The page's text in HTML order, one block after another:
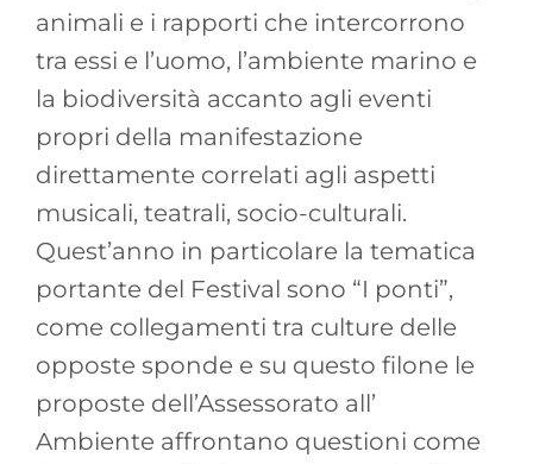
animali e i rapporti che intercorrono
tra essi e l’uomo, l’ambiente marino e
la biodiversità accanto agli eventi
propri della manifestazione
direttamente correlati agli aspetti
musicali, teatrali, socio-culturali.
Quest’anno in particolare la tematica
portante del Festival sono “I ponti”,
come collegamenti tra culture delle
opposte sponde e su questo filone le
proposte dell’Assessorato all’
Ambiente affrontano questioni come